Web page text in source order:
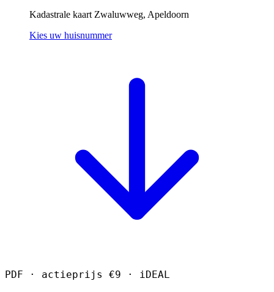
Kadastrale kaart Zwaluwweg, Apeldoorn
Kies uw huisnummer
PDF · actieprijs €9 · iDEAL